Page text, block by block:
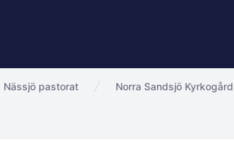
Nässjö pastorat Norra Sandsjö Kyrkogård